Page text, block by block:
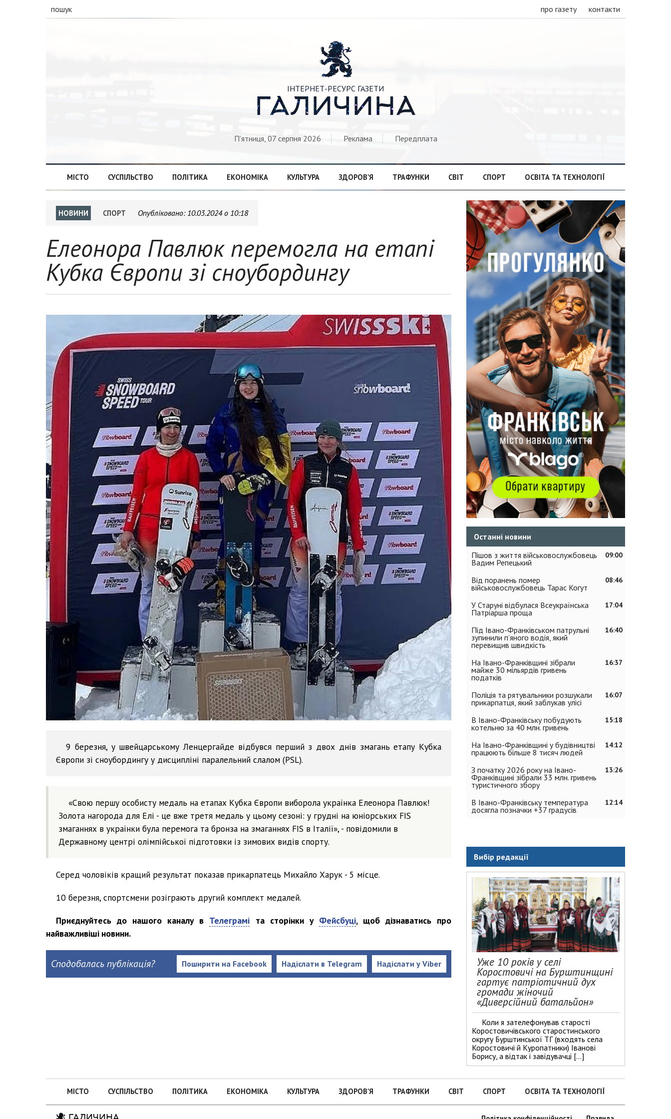
пошук про газету контакти

ІНТЕРНЕТ-РЕСУРС ГАЗЕТИ
ГАЛИЧИНА
П'ятниця, 07 серпня 2026 Реклама Передплата
МІСТО СУСПІЛЬСТВО ПОЛІТИКА ЕКОНОМІКА КУЛЬТУРА ЗДОРОВ’Я ТРАФУНКИ СВІТ СПОРТ ОСВІТА ТА ТЕХНОЛОГІЇ
НОВИНИ СПОРТ Опубліковано: 10.03.2024 о 10:18
Елеонора Павлюк перемогла на етапі
Кубка Європи зі сноубордингу
9 березня, у швейцарському Ленцергайде відбувся перший з двох днів змагань етапу Кубка
Європи зі сноубордингу у дисципліні паралельний слалом (PSL).
«Свою першу особисту медаль на етапах Кубка Європи виборола українка Елеонора Павлюк!
Золота нагорода для Елі - це вже третя медаль у цьому сезоні: у грудні на юніорських FIS
змаганнях в українки була перемога та бронза на змаганнях FIS в Італії», - повідомили в
Державному центрі олімпійської підготовки із зимових видів спорту.
Серед чоловіків кращий результат показав прикарпатець Михайло Харук - 5 місце.
10 березня, спортсмени розіграють другий комплект медалей.
Приєднуйтесь до нашого каналу в Телеграмі та сторінки у Фейсбуці, щоб дізнаватись про
найважливіші новини.
Сподобалась публікація? Надіслати у Viber
Надіслати в Telegram
Поширити на Facebook
Останні новини
09:00
Пішов з життя військовослужбовець
Вадим Репецький
08:46
Від поранень помер
військовослужбовець Тарас Когут
17:04
У Старуні відбулася Всеукраїнська
Патріарша проща
16:40
Під Івано-Франківськом патрульні
зупинили п’яного водія, який
перевищив швидкість
16:37
На Івано-Франківщині зібрали
майже 30 мільярдів гривень
податків
16:07
Поліція та рятувальники розшукали
прикарпатця, який заблукав улісі
15:18
В Івано-Франківську побудують
котельню за 40 млн. гривень
14:12
На Івано-Франківщині у будівництві
працюють більше 8 тисяч людей
13:26
З початку 2026 року на Івано-
Франківщині зібрали 33 млн. гривень
туристичного збору
12:14
В Івано-Франківську температура
досягла позначки +37 градусів
Вибір редакції
Уже 10 років у селі
Коростовичі на Бурштинщині
гартує патріотичний дух
громади жіночий
«Диверсійний батальйон»
Коли я зателефонував старості
Коростовичівського старостинського
округу Бурштинської ТГ (входять села
Коростовичі й Куропатники) Іванові
Борису, а відтак і завідувачці […]
МІСТО СУСПІЛЬСТВО ПОЛІТИКА ЕКОНОМІКА КУЛЬТУРА ЗДОРОВ’Я ТРАФУНКИ СВІТ СПОРТ ОСВІТА ТА ТЕХНОЛОГІЇ